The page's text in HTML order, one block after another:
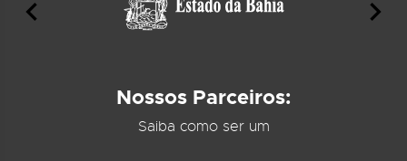
Nossos Parceiros:
Saiba como ser um